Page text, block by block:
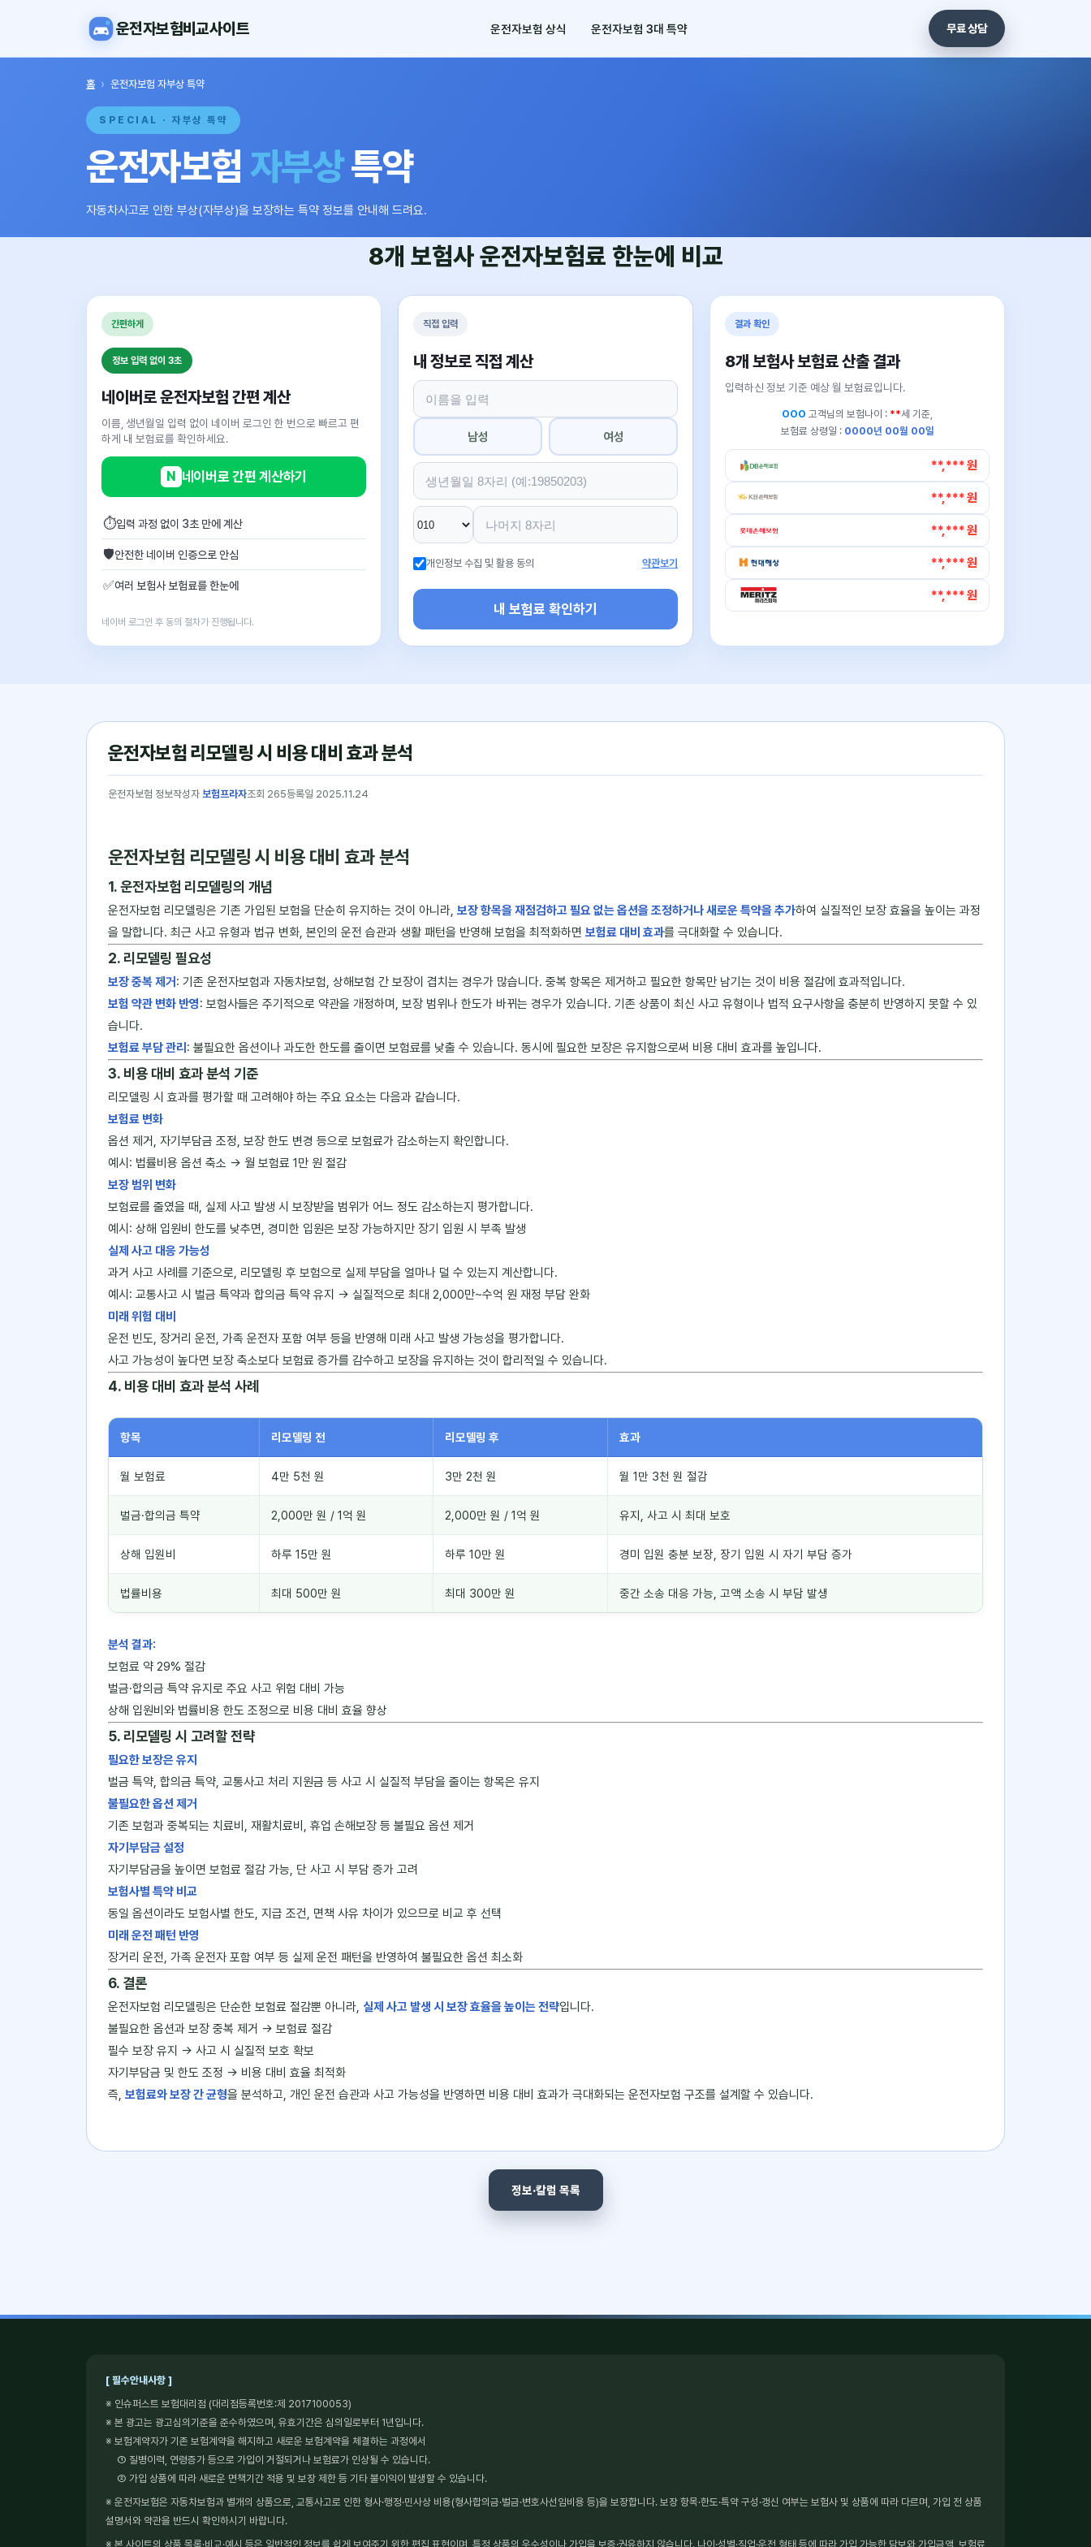
운전자보험비교사이트 운전자보험 상식 운전자보험 3대 특약 무료 상담
홈 › 운전자보험 자부상 특약
SPECIAL · 자부상 특약
운전자보험 자부상특약
자동차사고로 인한 부상(자부상)을 보장하는 특약 정보를 안내해 드려요.
8개 보험사운전자보험료 한눈에 비교
간편하게
정보 입력 없이 3초
네이버로 운전자보험 간편 계산
이름, 생년월일 입력 없이 네이버 로그인 한 번으로 빠르고 편
하게 내 보험료를 확인하세요.
N 네이버로 간편 계산하기
⏱입력 과정 없이 3초 만에 계산
🛡안전한 네이버 인증으로 안심
✅여러 보험사 보험료를 한눈에
네이버 로그인 후 동의 절차가 진행됩니다.
직접 입력
내 정보로 직접 계산
남성 여성
개인정보 수집 및 활용 동의 약관보기
내 보험료 확인하기
결과 확인
8개 보험사 보험료 산출 결과
입력하신 정보 기준 예상 월 보험료입니다.
OOO 고객님의 보험나이 : **세 기준,
보험료 상령일 : 0000년 00월 00일
**,*** 원
**,*** 원
**,*** 원
**,*** 원
**,*** 원
운전자보험 리모델링 시 비용 대비 효과 분석
운전자보험 정보작성자 보험프라자조회 265등록일 2025.11.24
운전자보험 리모델링 시 비용 대비 효과 분석
1. 운전자보험 리모델링의 개념
운전자보험 리모델링은 기존 가입된 보험을 단순히 유지하는 것이 아니라, 보장 항목을 재점검하고 필요 없는 옵션을 조정하거나 새로운 특약을 추가하여 실질적인 보장 효율을 높이는 과정
을 말합니다. 최근 사고 유형과 법규 변화, 본인의 운전 습관과 생활 패턴을 반영해 보험을 최적화하면 보험료 대비 효과를 극대화할 수 있습니다.
2. 리모델링 필요성
보장 중복 제거 : 기존 운전자보험과 자동차보험, 상해보험 간 보장이 겹치는 경우가 많습니다. 중복 항목은 제거하고 필요한 항목만 남기는 것이 비용 절감에 효과적입니다.
보험 약관 변화 반영: 보험사들은 주기적으로 약관을 개정하며, 보장 범위나 한도가 바뀌는 경우가 있습니다. 기존 상품이 최신 사고 유형이나 법적 요구사항을 충분히 반영하지 못할 수 있
습니다.
보험료 부담 관리 : 불필요한 옵션이나 과도한 한도를 줄이면 보험료를 낮출 수 있습니다. 동시에 필요한 보장은 유지함으로써 비용 대비 효과를 높입니다.
3. 비용 대비 효과 분석 기준
리모델링 시 효과를 평가할 때 고려해야 하는 주요 요소는 다음과 같습니다.
보험료 변화
옵션 제거, 자기부담금 조정, 보장 한도 변경 등으로 보험료가 감소하는지 확인합니다.
예시: 법률비용 옵션 축소 → 월 보험료 1만 원 절감
보장 범위 변화
보험료를 줄였을 때, 실제 사고 발생 시 보장받을 범위가 어느 정도 감소하는지 평가합니다.
예시: 상해 입원비 한도를 낮추면, 경미한 입원은 보장 가능하지만 장기 입원 시 부족 발생
실제 사고 대응 가능성
과거 사고 사례를 기준으로, 리모델링 후 보험으로 실제 부담을 얼마나 덜 수 있는지 계산합니다.
예시: 교통사고 시 벌금 특약과 합의금 특약 유지 → 실질적으로 최대 2,000만~수억 원 재정 부담 완화
미래 위험 대비
운전 빈도, 장거리 운전, 가족 운전자 포함 여부 등을 반영해 미래 사고 발생 가능성을 평가합니다.
사고 가능성이 높다면 보장 축소보다 보험료 증가를 감수하고 보장을 유지하는 것이 합리적일 수 있습니다.
4. 비용 대비 효과 분석 사례
항목 리모델링 전 리모델링 후 효과
월 보험료 4만 5천 원 3만 2천 원 월 1만 3천 원 절감
벌금·합의금 특약 2,000만 원 / 1억 원 2,000만 원 / 1억 원 유지, 사고 시 최대 보호
상해 입원비 하루 15만 원 하루 10만 원 경미 입원 충분 보장, 장기 입원 시 자기 부담 증가
법률비용 최대 500만 원 최대 300만 원 중간 소송 대응 가능, 고액 소송 시 부담 발생
분석 결과:
보험료 약 29% 절감
벌금·합의금 특약 유지로 주요 사고 위험 대비 가능
상해 입원비와 법률비용 한도 조정으로 비용 대비 효율 향상
5. 리모델링 시 고려할 전략
필요한 보장은 유지
벌금 특약, 합의금 특약, 교통사고 처리 지원금 등 사고 시 실질적 부담을 줄이는 항목은 유지
불필요한 옵션 제거
기존 보험과 중복되는 치료비, 재활치료비, 휴업 손해보장 등 불필요 옵션 제거
자기부담금 설정
자기부담금을 높이면 보험료 절감 가능, 단 사고 시 부담 증가 고려
보험사별 특약 비교
동일 옵션이라도 보험사별 한도, 지급 조건, 면책 사유 차이가 있으므로 비교 후 선택
미래 운전 패턴 반영
장거리 운전, 가족 운전자 포함 여부 등 실제 운전 패턴을 반영하여 불필요한 옵션 최소화
6. 결론
운전자보험 리모델링은 단순한 보험료 절감뿐 아니라, 실제 사고 발생 시 보장 효율을 높이는 전략입니다.
불필요한 옵션과 보장 중복 제거 → 보험료 절감
필수 보장 유지 → 사고 시 실질적 보호 확보
자기부담금 및 한도 조정 → 비용 대비 효율 최적화
즉, 보험료와 보장 간 균형을 분석하고, 개인 운전 습관과 사고 가능성을 반영하면 비용 대비 효과가 극대화되는 운전자보험 구조를 설계할 수 있습니다.
정보·칼럼 목록
[ 필수안내사항 ]
※ 인슈퍼스트 보험대리점 (대리점등록번호:제 2017100053)
※ 본 광고는 광고심의기준을 준수하였으며, 유효기간은 심의일로부터 1년입니다.
※ 보험계약자가 기존 보험계약을 해지하고 새로운 보험계약을 체결하는 과정에서
① 질병이력, 연령증가 등으로 가입이 거절되거나 보험료가 인상될 수 있습니다.
② 가입 상품에 따라 새로운 면책기간 적용 및 보장 제한 등 기타 불이익이 발생할 수 있습니다.
※ 운전자보험은 자동차보험과 별개의 상품으로, 교통사고로 인한 형사·행정·민사상 비용(형사합의금·벌금·변호사선임비용 등)을 보장합니다. 보장 항목·한도·특약 구성·갱신 여부는 보험사 및 상품에 따라 다르며, 가입 전 상품
설명서와 약관을 반드시 확인하시기 바랍니다.
※ 본 사이트의 상품 목록·비교·예시 등은 일반적인 정보를 쉽게 보여주기 위한 편집 표현이며, 특정 상품의 우수성이나 가입을 보증·권유하지 않습니다. 나이·성별·직업·운전 형태 등에 따라 가입 가능한 담보와 가입금액, 보험료